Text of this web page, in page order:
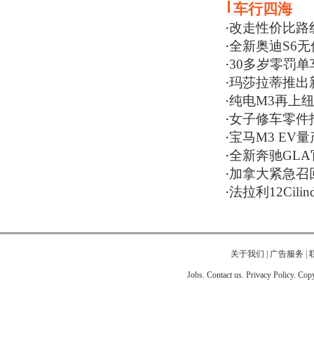
车行四海
·改走性价比路
·全新奥迪S6
·30多岁零罚
·玛莎拉蒂推出
·纯电M3再上
·女子修车零件
·宝马M3 EV量
·全新奔驰GLA
·加拿大紧急召
·法拉利
关于我们 广告服务
Jobs. Contact us. Privacy Policy.